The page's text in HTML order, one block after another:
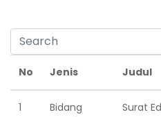
No Jenis Judul
1
Bidang
Surat